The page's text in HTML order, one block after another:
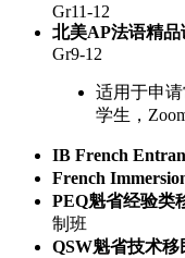
Gr11-12
北美AP法语精品
Gr9-12
适用于申
学生，
IB French
French
PEQ魁省经验类
制班
QSW魁省技术